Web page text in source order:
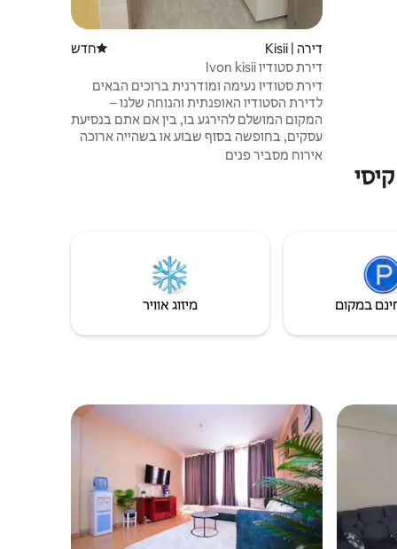
דירה | Kisii מקום לינה חדש
חדש
דירת סטודיו Ivon kisii
דירת סטודיו נעימה ומודרנית ברוכים הבאים
לדירת הסטודיו האופנתית והנוחה שלנו –
המקום המושלם להירגע בו, בין אם אתם בנסיעת
עסקים, בחופשה בסוף שבוע או בשהייה ארוכה
יותר. הסטודיו מעוצב בקפידה עם מיטת קווין
אירוח מסביר פנים
במקום מיזוג אוויר